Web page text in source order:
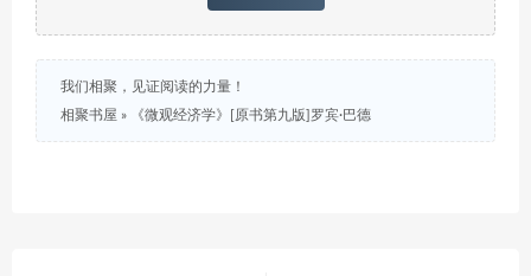
我们相聚，见证阅读的力量！
相聚书屋 » 《微观经济学》[原书第九版]罗宾·巴德